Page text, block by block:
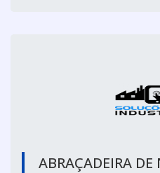
ABRAÇADEIRA DE